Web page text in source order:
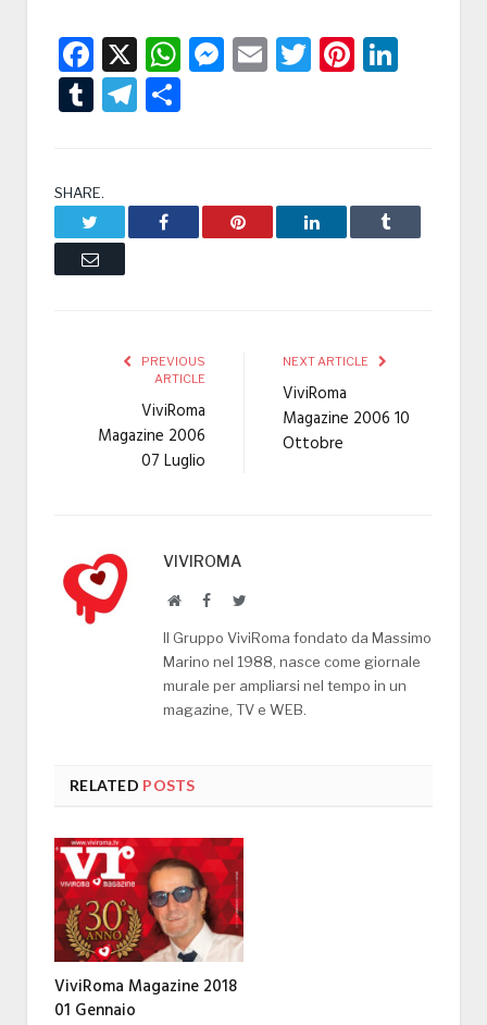
Facebook
X WhatsApp
Messenger
EmailTwitter
TumblrTelegram
SHARE.
Facebook Pinterest LinkedIn Tumblr
Email
PREVIOUS
ARTICLE
ViviRoma
Magazine 2006
07 Luglio
NEXT ARTICLE
ViviRoma
Magazine 2006 10
Ottobre
VIVIROMA
WebsiteFacebookTwitter
Il Gruppo ViviRoma fondato da Massimo
Marino nel 1988, nasce come giornale
murale per ampliarsi nel tempo in un
magazine, TV e WEB.
RELATED POSTS
ViviRoma Magazine 2018
01 Gennaio